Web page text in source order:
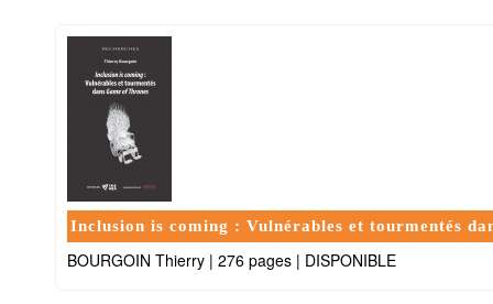
Inclusion is coming : Vulnérables et tourmentés
BOURGOIN Thierry | 276 pages | DISPONIBLE